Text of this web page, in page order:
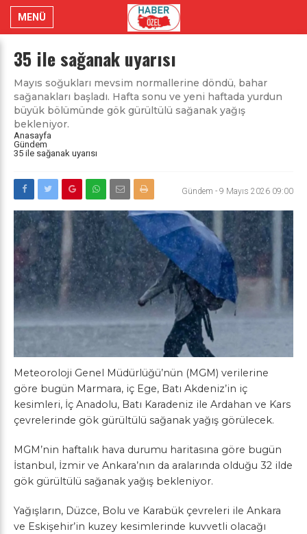
MENÜ
35 ile sağanak uyarısı
Mayıs soğukları mevsim normallerine döndü, bahar
sağanakları başladı. Hafta sonu ve yeni haftada yurdun
büyük bölümünde gök gürültülü sağanak yağış
bekleniyor.
Anasayfa
Gündem
35 ile sağanak uyarısı
Gündem - 9 Mayıs 2026 09:00
Meteoroloji Genel Müdürlüğü’nün (MGM) verilerine
göre bugün Marmara, iç Ege, Batı Akdeniz’in iç
kesimleri, İç Anadolu, Batı Karadeniz ile Ardahan ve Kars
çevrelerinde gök gürültülü sağanak yağış görülecek.
MGM’nin haftalık hava durumu haritasına göre bugün
İstanbul, İzmir ve Ankara’nın da aralarında olduğu 32 ilde
gök gürültülü sağanak yağış bekleniyor.
Yağışların, Düzce, Bolu ve Karabük çevreleri ile Ankara
ve Eskişehir’in kuzey kesimlerinde kuvvetli olacağı